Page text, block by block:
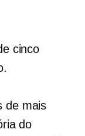
cinco
de mais
do